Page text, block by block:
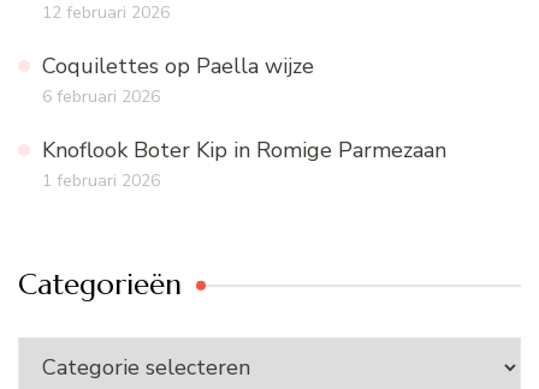
12 februari 2026
Coquilettes op Paella wijze
6 februari 2026
Knoflook Boter Kip in Romige Parmezaan
1 februari 2026
Categorieën
Categorieën